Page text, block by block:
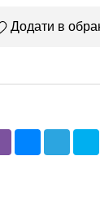
Додати в
Viber